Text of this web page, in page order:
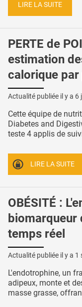
LIRE LA SUITE
PERTE de
estimation
calorique par
Actualité publiée il y a 6
Cette équipe de
Diabetes and
teste 4 applis de
LIRE LA SUITE
OBÉSITÉ :
biomarqueur
temps réel
Actualité publiée il y a 1
L'endotrophine, un
adipeux, monte et
masse grasse,